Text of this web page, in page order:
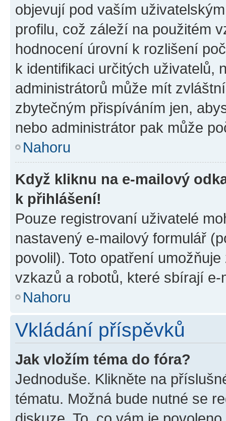
objevují pod vaším
profilu, což záleží na použitém
hodnocení úrovní k rozlišení
k identifikaci určitých uživatelů,
administrátorů může mít
zbytečným přispíváním jen,
nebo administrátor pak může
Nahoru
Když kliknu na e-mailový
k přihlášení!
Pouze registrovaní uživatelé
nastavený e-mailový formulář
povolil). Toto opatření
vzkazů a robotů, které sbírají e-
Nahoru
Vkládání příspěvků
Jak vložím téma do fóra?
Jednoduše. Klikněte na
tématu. Možná bude nutné se